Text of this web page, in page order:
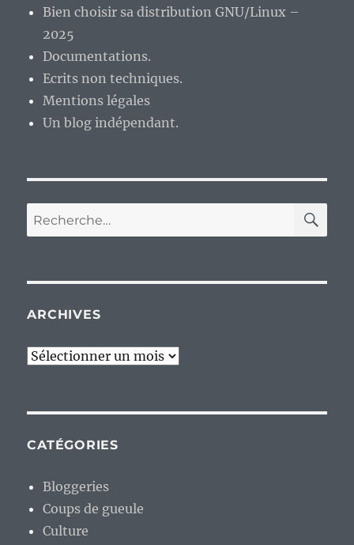
dessins
années
1985.
Bien choisir sa distribution GNU/Linux –
2025
Documentations.
Ecrits non techniques.
Mentions légales
Un blog indépendant.
Recherche
pour :
ARCHIVES
Archives
CATÉGORIES
Bloggeries
Coups de gueule
Culture